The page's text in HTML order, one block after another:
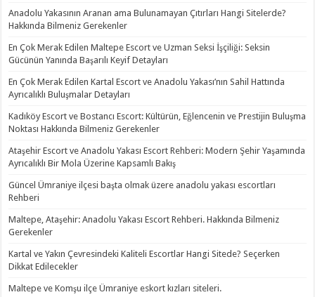
Anadolu Yakasının Aranan ama Bulunamayan Çıtırları Hangi Sitelerde?
Hakkında Bilmeniz Gerekenler
En Çok Merak Edilen Maltepe Escort ve Uzman Seksi İşçiliği: Seksin
Gücünün Yanında Başarılı Keyif Detayları
En Çok Merak Edilen Kartal Escort ve Anadolu Yakası’nın Sahil Hattında
Ayrıcalıklı Buluşmalar Detayları
Kadıköy Escort ve Bostancı Escort: Kültürün, Eğlencenin ve Prestijin Buluşma
Noktası Hakkında Bilmeniz Gerekenler
Ataşehir Escort ve Anadolu Yakası Escort Rehberi: Modern Şehir Yaşamında
Ayrıcalıklı Bir Mola Üzerine Kapsamlı Bakış
Güncel Ümraniye ilçesi başta olmak üzere anadolu yakası escortları
Rehberi
Maltepe, Ataşehir: Anadolu Yakası Escort Rehberi. Hakkında Bilmeniz
Gerekenler
Kartal ve Yakın Çevresindeki Kaliteli Escortlar Hangi Sitede? Seçerken
Dikkat Edilecekler
Maltepe ve Komşu ilçe Ümraniye eskort kızları siteleri.